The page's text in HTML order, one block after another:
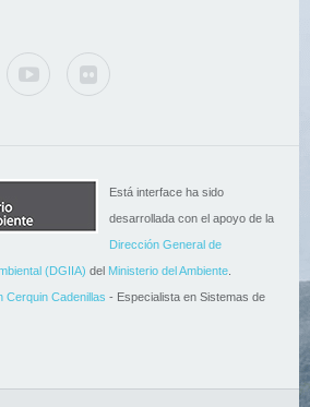
Está interface ha sido
desarrollada con el apoyo de la
Dirección General de
(DGIIA) del Ministerio del Ambiente
Cerquin Cadenillas - Especialista en Sistemas de